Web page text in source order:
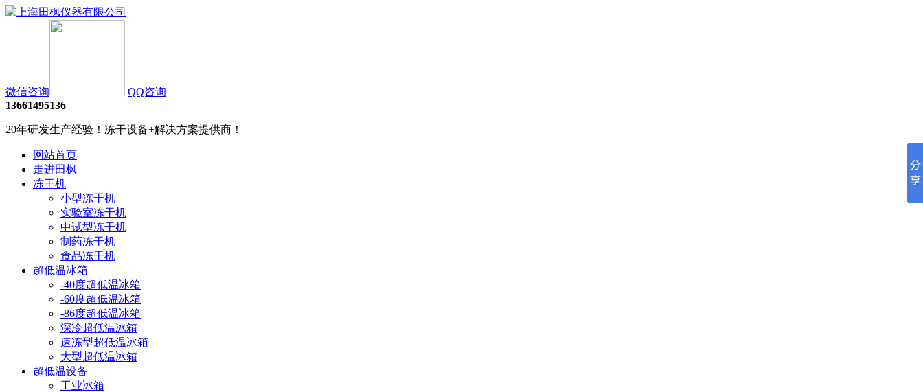
微信咨询
QQ咨询
13661495136
20年研发生产经验！冻干设备+解决方案提供商！
网站首页
走进田枫
冻干机
小型冻干机
实验室冻干机
中试型冻干机
制药冻干机
食品冻干机
超低温冰箱
-40度超低温冰箱
-60度超低温冰箱
-86度超低温冰箱
深冷超低温冰箱
速冻型超低温冰箱
大型超低温冰箱
超低温设备
工业冰箱